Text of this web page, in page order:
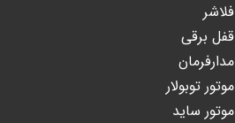
فلاشر
قفل برقی
مدارفرمان
موتور توبولار
موتور ساید